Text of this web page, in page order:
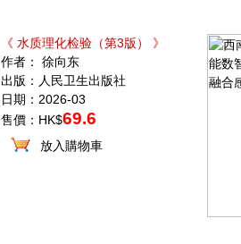
《 水质理化检验（第3版） 》
作者： 徐向东
出版：人民卫生出版社
日期：2026-03
售價：HK$69.6
放入購物車